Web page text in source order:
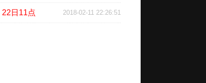
2018-02-11 22:26:51
日11点